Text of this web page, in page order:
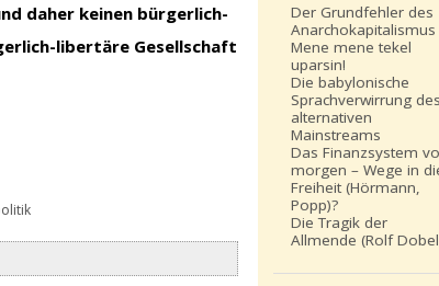
daher keinen bürgerlich-
libertäre Gesellschaft
Der Grundfehler des
Anarchokapitalismus
Mene mene tekel
uparsin!
Die babylonische
Sprachverwirrung des
alternativen
Mainstreams
Das Finanzsystem
morgen – Wege in
Freiheit (Hörmann,
Popp)?
Die Tragik der
Allmende (Rolf